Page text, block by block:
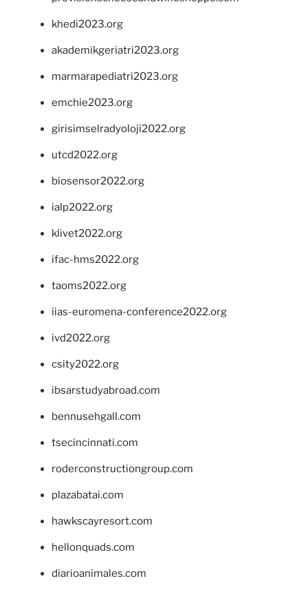
khedi2023.org
akademikgeriatri2023.org
marmarapediatri2023.org
emchie2023.org
girisimselradyoloji2022.org
utcd2022.org
biosensor2022.org
ialp2022.org
klivet2022.org
ifac-hms2022.org
taoms2022.org
iias-euromena-conference2022.org
ivd2022.org
csity2022.org
ibsarstudyabroad.com
bennusehgall.com
tsecincinnati.com
roderconstructiongroup.com
plazabatai.com
hawkscayresort.com
hellonquads.com
diarioanimales.com